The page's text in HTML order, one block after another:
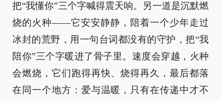
把“我懂你”三个字喊得震天响。另一道是沉默燃
烧的火种——它安安静静，陪着一个少年走过
冰封的荒野，用一句台词都没有的守护，把“我
陪你”三个字暖进了骨子里。速度会穿越，火种
会燃烧，它们跑得再快、烧得再久，最后都落
在同一个地方：爱与温暖，只有在传递中才不